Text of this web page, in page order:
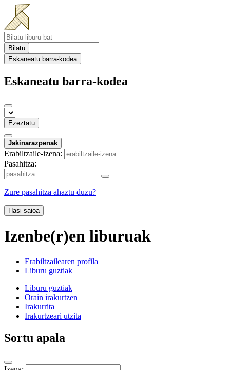
Bilatu
Eskaneatu barra-kodea
Eskaneatu barra-kodea
Ezeztatu
Jakinarazpenak
Erabiltzaile-izena:
Pasahitza:
Zure pasahitza ahaztu duzu?
Hasi saioa
Izenbe(r)en liburuak
Erabiltzailearen profila
Liburu guztiak
Liburu guztiak
Orain irakurtzen
Irakurrita
Irakurtzeari utzita
Sortu apala